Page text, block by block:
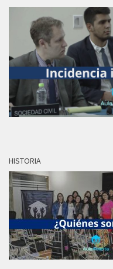
HISTORIA